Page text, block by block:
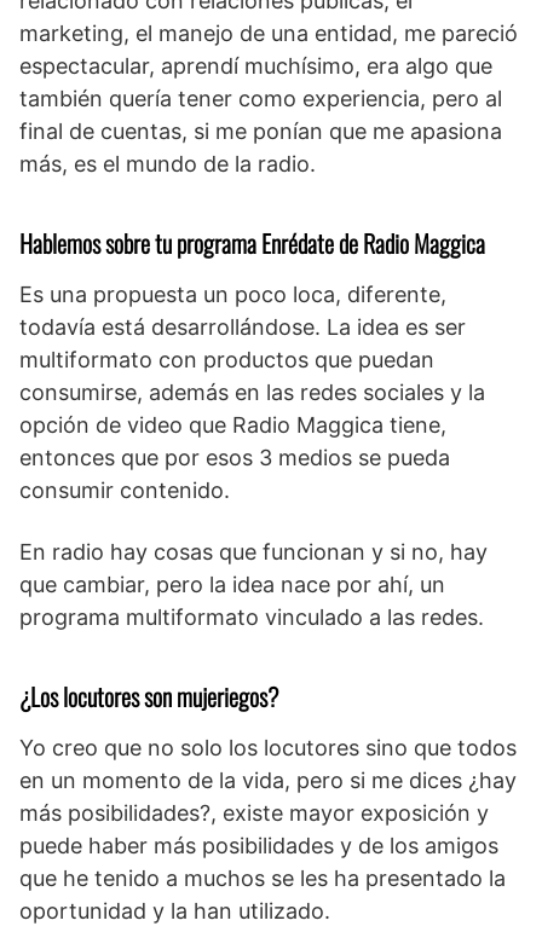
marketing, el manejo de una entidad, me pareció
espectacular, aprendí muchísimo, era algo que
también quería tener como experiencia, pero al
final de cuentas, si me ponían que me apasiona
más, es el mundo de la radio.
Hablemos sobre tu programa Enrédate de Radio Maggica
Es una propuesta un poco loca, diferente,
todavía está desarrollándose. La idea es ser
multiformato con productos que puedan
consumirse, además en las redes sociales y la
opción de video que Radio Maggica tiene,
entonces que por esos 3 medios se pueda
consumir contenido.
En radio hay cosas que funcionan y si no, hay
que cambiar, pero la idea nace por ahí, un
programa multiformato vinculado a las redes.
¿Los locutores son mujeriegos?
Yo creo que no solo los locutores sino que todos
en un momento de la vida, pero si me dices ¿hay
más posibilidades?, existe mayor exposición y
puede haber más posibilidades y de los amigos
que he tenido a muchos se les ha presentado la
oportunidad y la han utilizado.